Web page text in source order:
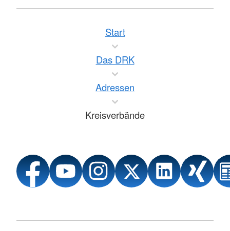
Start
Das DRK
Adressen
Kreisverbände